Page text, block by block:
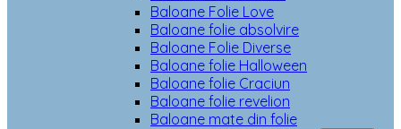
Baloane Folie Love
Baloane folie absolvire
Baloane Folie Diverse
Baloane folie Halloween
Baloane folie Craciun
Baloane folie revelion
Baloane mate din folie